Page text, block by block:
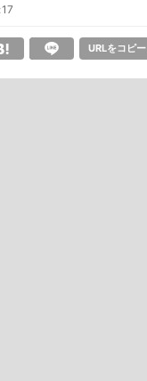
URLをコピー